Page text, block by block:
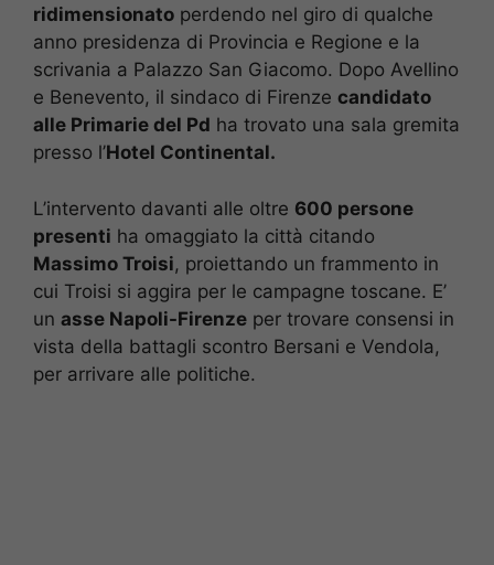
ridimensionato perdendo nel giro di qualche
anno presidenza di Provincia e Regione e la
scrivania a Palazzo San Giacomo. Dopo Avellino
e Benevento, il sindaco di Firenze candidato
alle Primarie del Pd ha trovato una sala gremita
presso l’Hotel Continental.
L’intervento davanti alle oltre 600 persone
presenti ha omaggiato la città citando
Massimo Troisi, proiettando un frammento in
cui Troisi si aggira per le campagne toscane. E’
un asse Napoli-Firenze per trovare consensi in
vista della battagli scontro Bersani e Vendola,
per arrivare alle politiche.